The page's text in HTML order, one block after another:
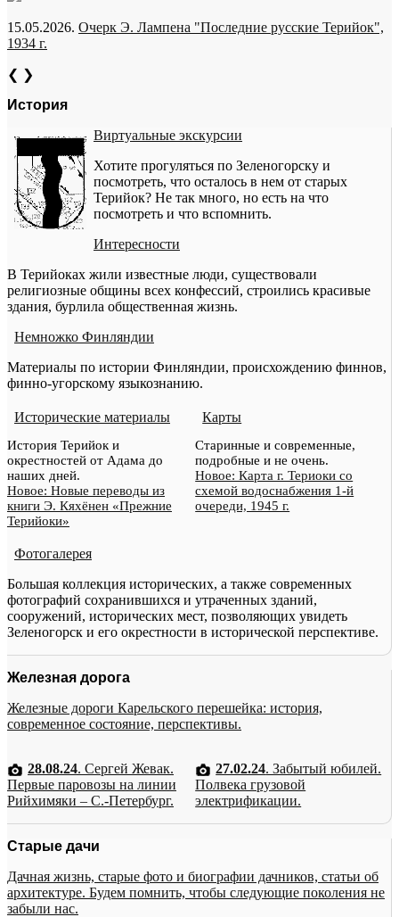
15.05.2026. Очерк Э. Лампена "Последние русские Терийок",
1934 г.
❮ ❯
История
Виртуальные экскурсии
Хотите прогуляться по Зеленогорску и
посмотреть, что осталось в нем от старых
Терийок? Не так много, но есть на что
посмотреть и что вспомнить.
Интересности
В Терийоках жили известные люди, существовали
религиозные общины всех конфессий, строились красивые
здания, бурлила общественная жизнь.
Немножко Финляндии
Материалы по истории Финляндии, происхождению финнов,
финно-угорскому языкознанию.
Исторические материалы
История Терийок и
окрестностей от Адама до
наших дней.
Новое: Новые переводы из
книги Э. Кяхёнен «Прежние
Терийоки»
Карты
Старинные и современные,
подробные и не очень.
Новое: Карта г. Териоки со
схемой водоснабжения 1-й
очереди, 1945 г.
Фотогалерея
Большая коллекция исторических, а также современных
фотографий сохранившихся и утраченных зданий,
сооружений, исторических мест, позволяющих увидеть
Зеленогорск и его окрестности в исторической перспективе.
Железная дорога
Железные дороги Карельского перешейка: история,
современное состояние, перспективы.
28.08.24. Сергей Жевак.
Первые паровозы на линии
Рийхимяки – С.-Петербург.
27.02.24. Забытый юбилей.
Полвека грузовой
электрификации.
Старые дачи
Дачная жизнь, старые фото и биографии дачников, статьи об
архитектуре. Будем помнить, чтобы следующие поколения не
забыли нас.